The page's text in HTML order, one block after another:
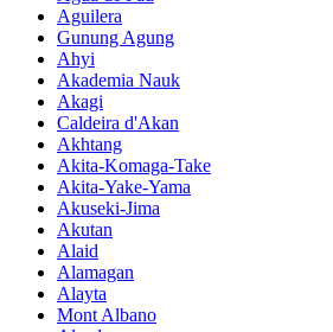
Aguilera
Gunung Agung
Ahyi
Akademia Nauk
Akagi
Caldeira d'Akan
Akhtang
Akita-Komaga-Take
Akita-Yake-Yama
Akuseki-Jima
Akutan
Alaid
Alamagan
Alayta
Mont Albano